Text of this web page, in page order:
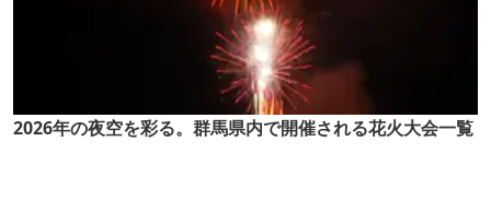
2026年の夜空を彩る。群馬県内で開催される花火大会一覧